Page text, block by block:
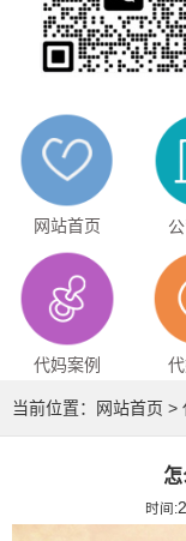
网站首页
代妈案例
当前位置： 网站首页 >
时间: